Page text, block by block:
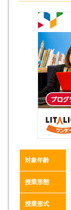
対象年齢
授業形態
授業形式